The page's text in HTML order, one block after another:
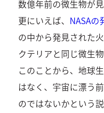
数億年前の微生物が
更にいえば、 NASAの
の中から発見された
クテリアと同じ微生
このことから、地球
はなく、宇宙に漂う
のではないかという